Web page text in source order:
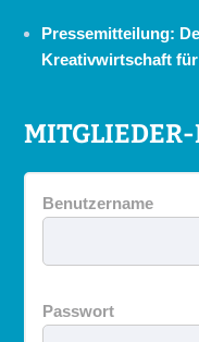
Pressemitteilung:
Kreativwirtschaft
Benutzername
Passwort